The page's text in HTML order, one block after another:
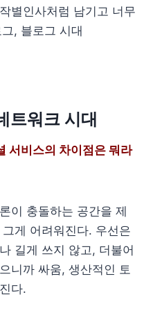
별인사처럼 남기고 너무
, 블로그 시대
트워크 시대
서비스의 차이점은 뭐라
이 충돌하는 공간을 제
게 어려워진다. 우선은
길게 쓰지 않고, 더불어
니까 싸움, 생산적인 토
다.